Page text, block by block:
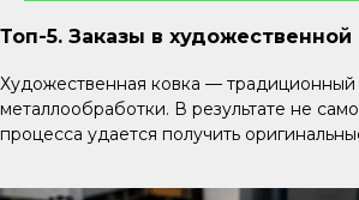
Топ-5. Заказы в художественной
Художественная ковка — традиционный
металлообработки. В результате не
процесса удается получить